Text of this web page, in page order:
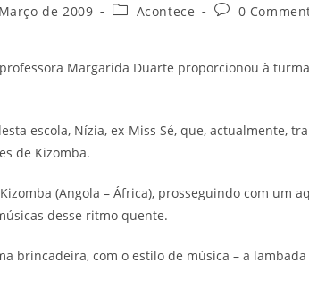
de 2009
PostAcontece
Post0
Margarida Duarte proporcionou à
escola, Nízia, ex-Miss Sé, que, actualmente,
de Kizomba.
(Angola – África), prosseguindo com um
desse ritmo quente.
brincadeira, com o estilo de música – a